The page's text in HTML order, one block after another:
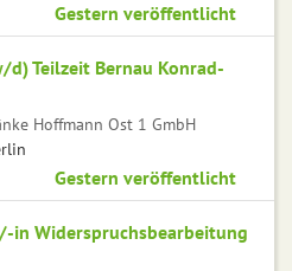
Gestern veröffentlicht
Teilzeit Bernau Konrad-
Hoffmann Ost 1 GmbH
Gestern veröffentlicht
in Widerspruchsbearbeitung